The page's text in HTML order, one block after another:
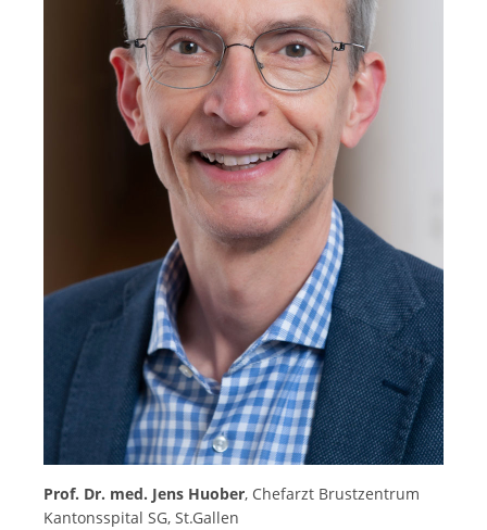
Prof. Dr. med. Jens Huober, Chefarzt Brustzentrum
Kantonsspital SG, St.Gallen